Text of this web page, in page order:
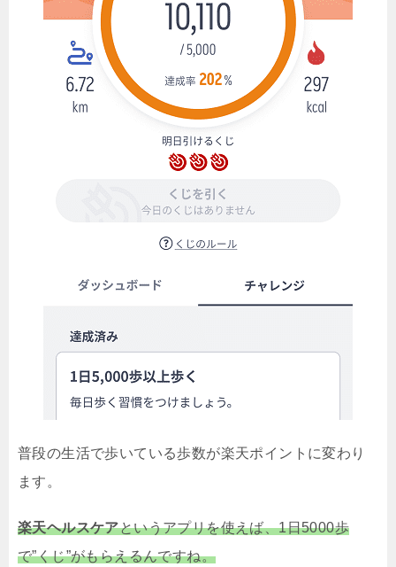
普段の生活で歩いている歩数が楽天ポイントに変わり
ます。
楽天ヘルスケアというアプリを使えば、1日5000歩
で”くじ”がもらえるんですね。